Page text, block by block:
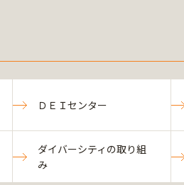
ＤＥＩセンター
ダイバーシティの取り組
み